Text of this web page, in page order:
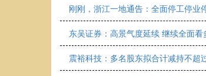
刚刚，浙江一地通告：全面停工停业
东吴证券：高景气度延续 继续全面
震裕科技：多名股东拟合计减持不超